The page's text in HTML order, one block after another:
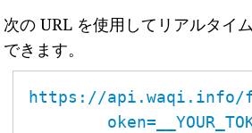
次の URL を使用してリアルタイ
できます。
https://api.waqi.info/